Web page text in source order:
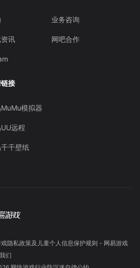
讯
业务咨询
网吧合作
接
模拟器
远程
千壁纸
隐私政策及儿童个人信息保护规则 - 网易游戏
们